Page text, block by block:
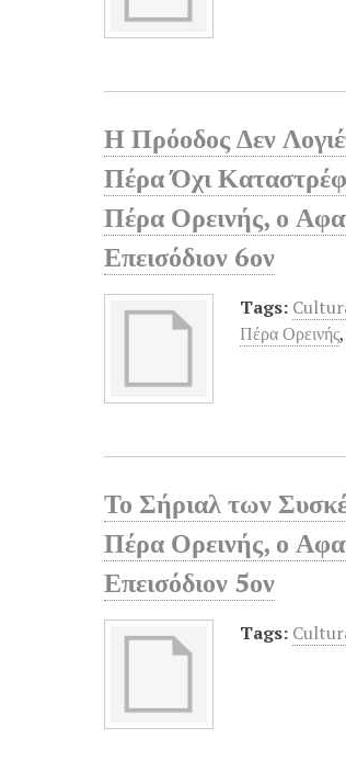
Η Πρόοδος Δεν
Πέρα Όχι
Πέρα Ορεινής, ο
Επεισόδιον 6ον
Tags:
Πέρα Ορεινής
Το Σήριαλ των
Πέρα Ορεινής, ο
Επεισόδιον 5ον
Tags: